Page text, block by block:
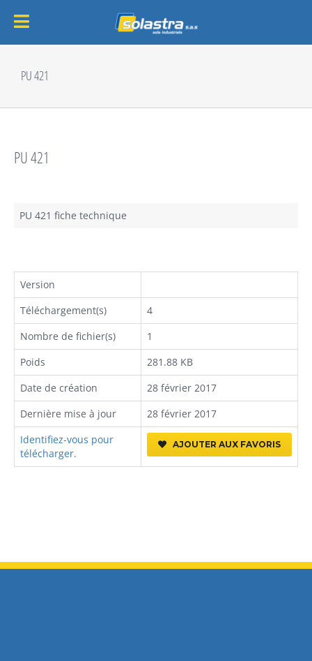
contenu
PU 421
PU 421
PU 421 fiche technique
Version
Téléchargement(s)
4
Nombre de fichier(s)
1
Poids
281.88 KB
Date de création
28 février 2017
Dernière mise à jour
28 février 2017
Identifiez-vous pour
télécharger.
AJOUTER AUX FAVORIS